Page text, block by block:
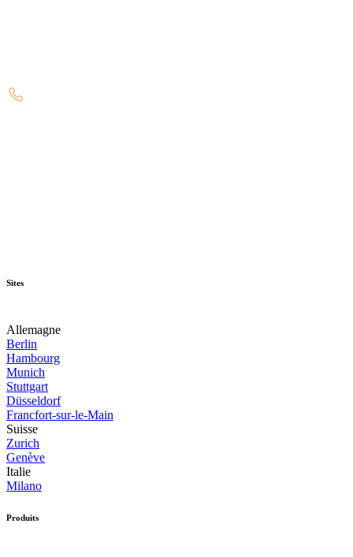
Sites
Allemagne
Berlin
Hambourg
Munich
Stuttgart
Düsseldorf
Francfort-sur-le-Main
Suisse
Zurich
Genève
Italie
Milano
Produits